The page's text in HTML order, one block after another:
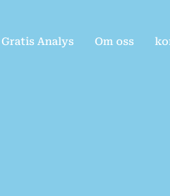
Gratis Analys Om oss